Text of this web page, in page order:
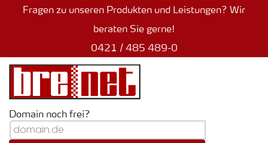
Fragen zu unseren Produkten und Leistungen? Wir
beraten Sie gerne!
0421 / 485 489-0
Domain noch frei?